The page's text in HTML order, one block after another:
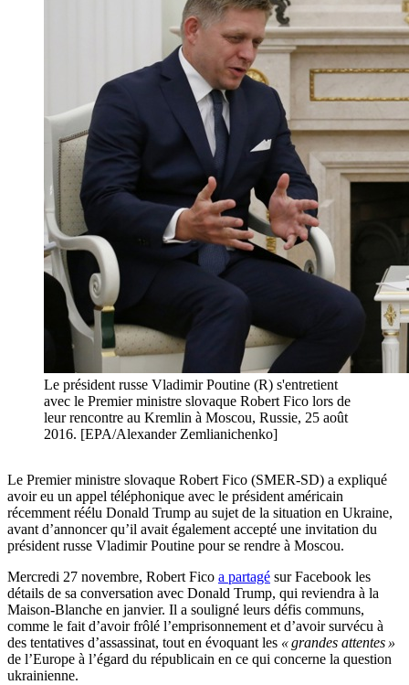
Le président russe Vladimir Poutine (R) s'entretient
avec le Premier ministre slovaque Robert Fico lors de
leur rencontre au Kremlin à Moscou, Russie, 25 août
2016. [EPA/Alexander Zemlianichenko]
Le Premier ministre slovaque Robert Fico (SMER-SD) a expliqué
avoir eu un appel téléphonique avec le président américain
récemment réélu Donald Trump au sujet de la situation en Ukraine,
avant d’annoncer qu’il avait également accepté une invitation du
président russe Vladimir Poutine pour se rendre à Moscou.
Mercredi 27 novembre, Robert Fico a partagé sur Facebook les
détails de sa conversation avec Donald Trump, qui reviendra à la
Maison-Blanche en janvier. Il a souligné leurs défis communs,
comme le fait d’avoir frôlé l’emprisonnement et d’avoir survécu à
des tentatives d’assassinat, tout en évoquant les « grandes attentes »
de l’Europe à l’égard du républicain en ce qui concerne la question
ukrainienne.